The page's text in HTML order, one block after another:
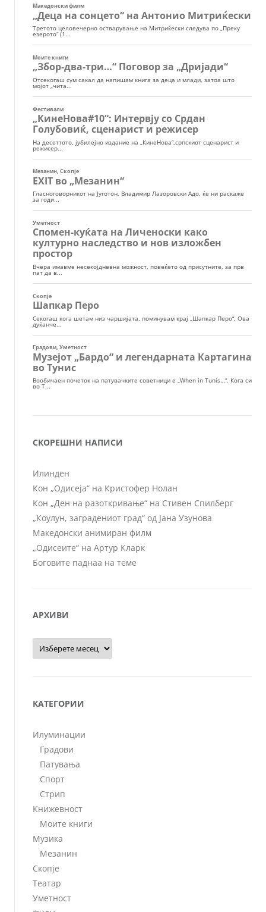
СКОРЕШНИ НАПИСИ
Илинден
Кон „Одисеја“ на Кристофер Нолан
Кон „Ден на разоткривање“ на Стивен Спилберг
„Коулун, заградениот град“ од Јана Узунова
Македонски анимиран филм
„Одисеите“ на Артур Кларк
Боговите паднаа на теме
АРХИВИ
Архиви
КАТЕГОРИИ
Илуминации
Градови
Патувања
Спорт
Стрип
Книжевност
Моите книги
Музика
Мезанин
Скопје
Театар
Уметност